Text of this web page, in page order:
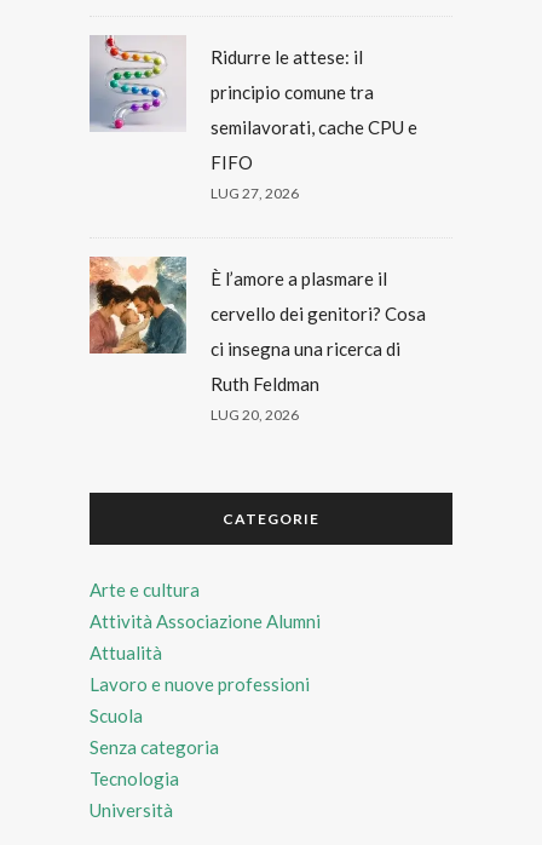
Ridurre le attese: il
principio comune tra
semilavorati, cache CPU e
FIFO
LUG 27, 2026
È l’amore a plasmare il
cervello dei genitori? Cosa
ci insegna una ricerca di
Ruth Feldman
LUG 20, 2026
CATEGORIE
Arte e cultura
Attività Associazione Alumni
Attualità
Lavoro e nuove professioni
Scuola
Senza categoria
Tecnologia
Università